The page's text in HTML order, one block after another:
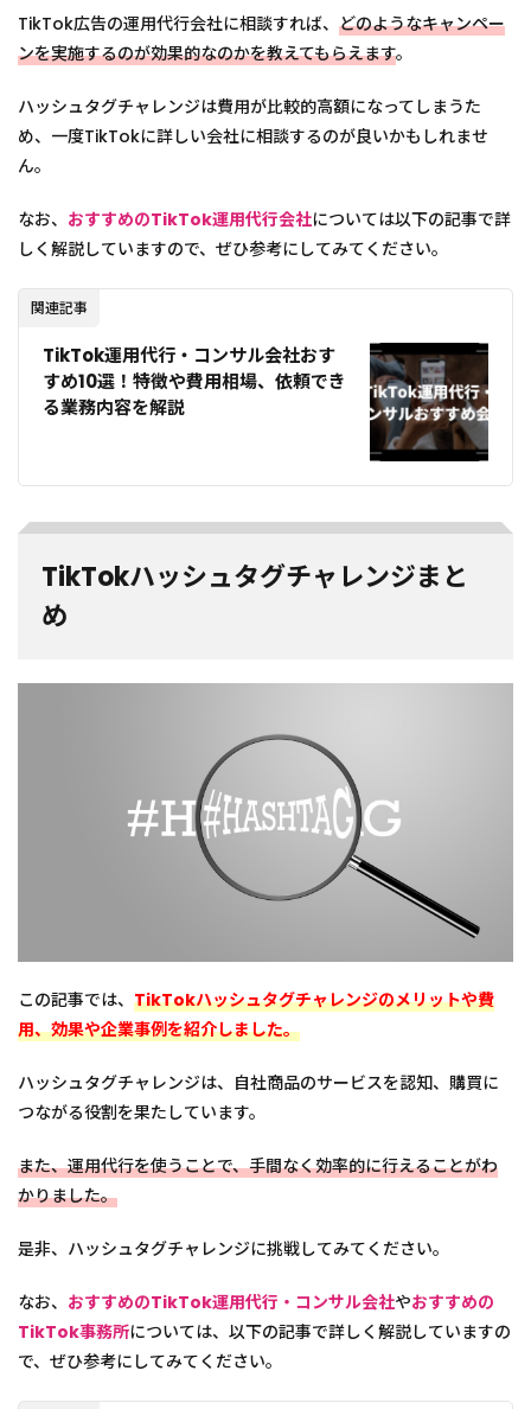
TikTok広告の運用代行会社に相談すれば、 どのようなキャンペー
ンを実施するのが効果的なのかを教えてもらえます。
ハッシュタグチャレンジは費用が比較的高額になってしまうた
め、一度TikTokに詳しい会社に相談するのが良いかもしれませ
ん。
なお、 おすすめのTikTok運用代行会社については以下の記事で詳
しく解説していますので、ぜひ参考にしてみてください。
関連記事
TikTok運用代行・コンサル会社おす
すめ10選！特徴や費用相場、依頼でき
る業務内容を解説
TikTokハッシュタグチャレンジまと
め
この記事では、 TikTokハッシュタグチャレンジのメリットや費
用、効果や企業事例を紹介しました。
ハッシュタグチャレンジは、自社商品のサービスを認知、購買に
つながる役割を果たしています。
また、運用代行を使うことで、手間なく効率的に行えることがわ
かりました。
是非、ハッシュタグチャレンジに挑戦してみてください。
なお、 おすすめのTikTok運用代行・コンサル会社やおすすめの
TikTok事務所については、以下の記事で詳しく解説していますの
で、ぜひ参考にしてみてください。